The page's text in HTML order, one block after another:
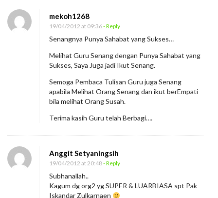
mekoh1268
19/04/2012 at 09:36- Reply
Senangnya Punya Sahabat yang Sukses…
Melihat Guru Senang dengan Punya Sahabat yang
Sukses, Saya Juga jadi Ikut Senang.
Semoga Pembaca Tulisan Guru juga Senang
apabila Melihat Orang Senang dan ikut berEmpati
bila melihat Orang Susah.
Terima kasih Guru telah Berbagi….
Anggit Setyaningsih
19/04/2012 at 20:48- Reply
Subhanallah..
Kagum dg org2 yg SUPER & LUARBIASA spt Pak
Iskandar Zulkarnaen